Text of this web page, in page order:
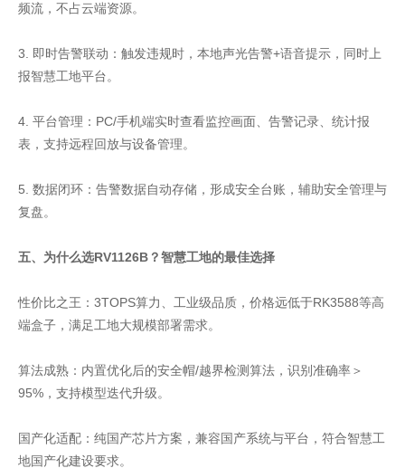
频流，不占云端资源。
3. 即时告警联动：触发违规时，本地声光告警+语音提示，同时上
报智慧工地平台。
4. 平台管理：PC/手机端实时查看监控画面、告警记录、统计报
表，支持远程回放与设备管理。
5. 数据闭环：告警数据自动存储，形成安全台账，辅助安全管理与
复盘。
五、为什么选RV1126B？智慧工地的最佳选择
性价比之王：3TOPS算力、工业级品质，价格远低于RK3588等高
端盒子，满足工地大规模部署需求。
算法成熟：内置优化后的安全帽/越界检测算法，识别准确率＞
95%，支持模型迭代升级。
国产化适配：纯国产芯片方案，兼容国产系统与平台，符合智慧工
地国产化建设要求。